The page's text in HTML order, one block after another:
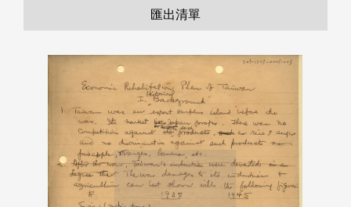
管理者登入
匯出清單